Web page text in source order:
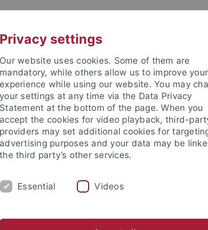
FORSCHUNG
Privacy settings
Our website uses cookies. Some of them are
mandatory, while others allow us to improve your
experience while using our website. You may
your settings at any time via the Data Privacy
Statement at the bottom of the page. When you
accept the cookies for video playback, third-
providers may set additional cookies for
advertising purposes and your data may be
the third party’s other services.
Essential Videos